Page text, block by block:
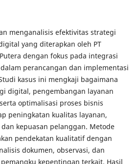
menganalisis efektivitas strategi
yang diterapkan oleh PT
dengan fokus pada integrasi
perancangan dan implementasi
kasus ini mengkaji bagaimana
digital, pengembangan layanan
optimalisasi proses bisnis
peningkatan kualitas layanan,
kepuasan pelanggan. Metode
pendekatan kualitatif dengan
dokumen, observasi, dan
kepentingan terkait. Hasil